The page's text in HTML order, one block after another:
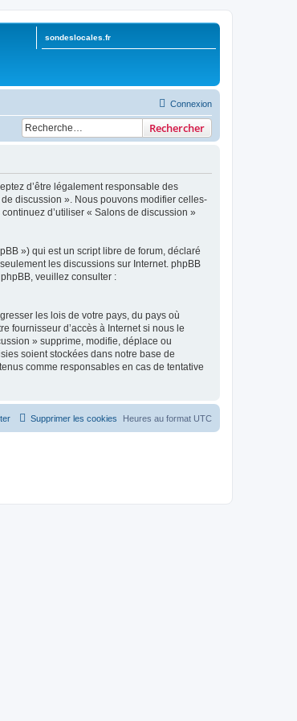
sondeslocales.fr
Connexion
Rechercher
d’être légalement responsable des
discussion ». Nous pouvons modifier celles-
d’utiliser « Salons de discussion »
») qui est un script libre de forum, déclaré
les discussions sur Internet. phpBB
veuillez consulter :
les lois de votre pays, du pays où
fournisseur d’accès à Internet si nous le
» supprime, modifie, déplace ou
soient stockées dans notre base de
comme responsables en cas de tentative
Heures au format UTC
Supprimer les cookies